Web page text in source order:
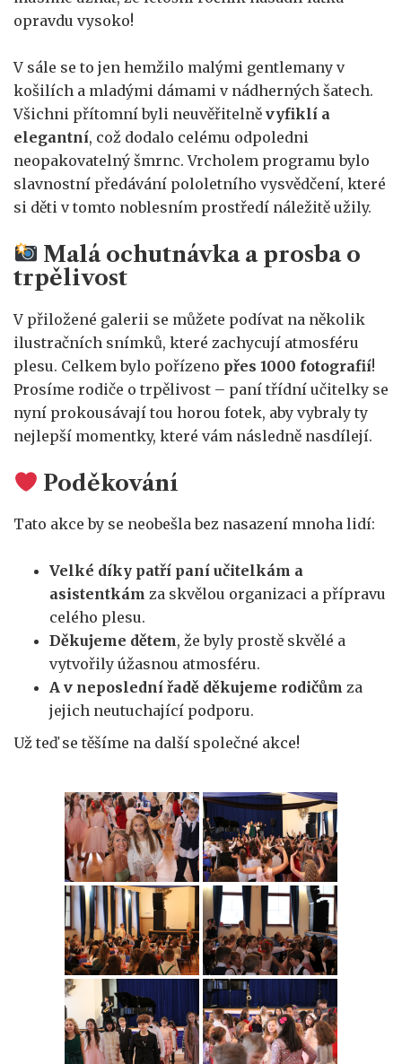
opravdu vysoko!
V sále se to jen hemžilo malými gentlemany v
košilích a mladými dámami v nádherných šatech.
Všichni přítomní byli neuvěřitelně vyfiklí a
elegantní, což dodalo celému odpoledni
neopakovatelný šmrnc. Vrcholem programu bylo
slavnostní předávání pololetního vysvědčení, které
si děti v tomto noblesním prostředí náležitě užily.
Malá ochutnávka a prosba o
trpělivost
V přiložené galerii se můžete podívat na několik
ilustračních snímků, které zachycují atmosféru
plesu. Celkem bylo pořízeno přes 1000 fotografií!
Prosíme rodiče o trpělivost – paní třídní učitelky se
nyní prokousávají tou horou fotek, aby vybraly ty
nejlepší momentky, které vám následně nasdílejí.
Poděkování
Tato akce by se neobešla bez nasazení mnoha lidí:
Velké díky patří paní učitelkám a
asistentkám za skvělou organizaci a přípravu
celého plesu.
Děkujeme dětem, že byly prostě skvělé a
vytvořily úžasnou atmosféru.
A v neposlední řadě děkujeme rodičům za
jejich neutuchající podporu.
Už teď se těšíme na další společné akce!